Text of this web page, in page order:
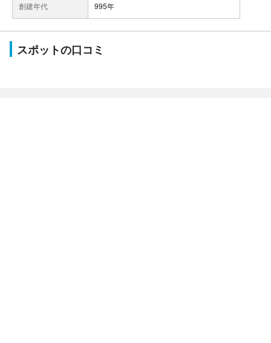
創建年代 995年
スポットの口コミ